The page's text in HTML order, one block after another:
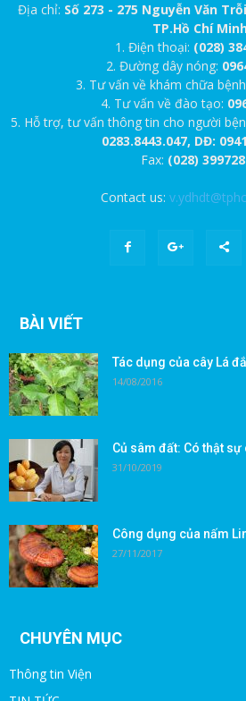
Địa chỉ: Số 273 - 275 Nguyễn Văn
TP.Hồ Chí
1. Điện thoại: (028)
2. Đường dây nóng:
3. Tư vấn về khám chữa
4. Tư vấn về đào tạo:
5. Hỗ trợ, tư vấn thông tin cho người
0283.8443.047, DĐ:
Fax: (028)
Contact us:
BÀI VIẾT
Tác dụng của cây Lá
14/08/2016
Củ sâm đất: Có thật
31/10/2019
Công dụng của nấm
27/11/2017
CHUYÊN MỤC
Thông tin Viện